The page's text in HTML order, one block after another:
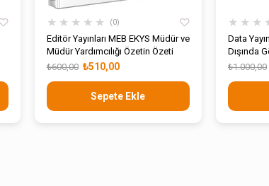
★ ★ ★ ★ ★ 0
Editör Yayınları MEB EKYS Müdür ve
Müdür Yardımcılığı Özetin Özeti
₺510,00
₺600,00
Sepete Ekle
★ ★ ★
Data
Dışında
₺1.000,00